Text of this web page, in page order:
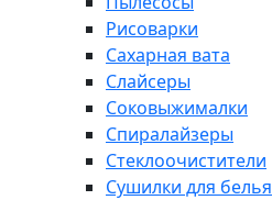
Рисоварки
Сахарная вата
Слайсеры
Соковыжималки
Спиралайзеры
Стеклоочистители
Сушилки для белья